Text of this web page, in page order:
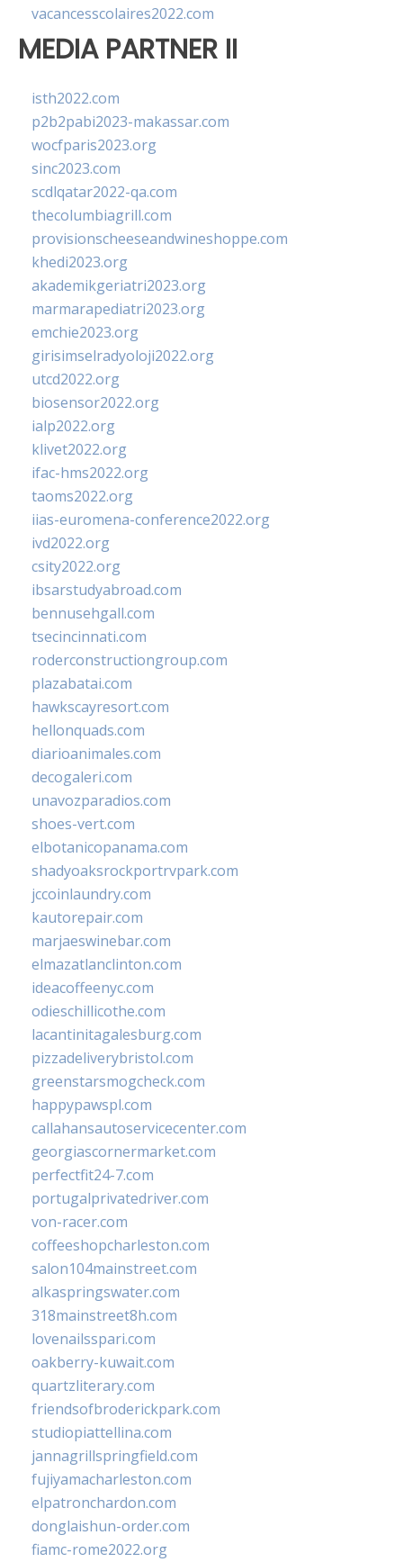
vacancesscolaires2022.com
MEDIA PARTNER II
isth2022.com
p2b2pabi2023-makassar.com
wocfparis2023.org
sinc2023.com
scdlqatar2022-qa.com
thecolumbiagrill.com
provisionscheeseandwineshoppe.com
khedi2023.org
akademikgeriatri2023.org
marmarapediatri2023.org
emchie2023.org
girisimselradyoloji2022.org
utcd2022.org
biosensor2022.org
ialp2022.org
klivet2022.org
ifac-hms2022.org
taoms2022.org
iias-euromena-conference2022.org
ivd2022.org
csity2022.org
ibsarstudyabroad.com
bennusehgall.com
tsecincinnati.com
roderconstructiongroup.com
plazabatai.com
hawkscayresort.com
hellonquads.com
diarioanimales.com
decogaleri.com
unavozparadios.com
shoes-vert.com
elbotanicopanama.com
shadyoaksrockportrvpark.com
jccoinlaundry.com
kautorepair.com
marjaeswinebar.com
elmazatlanclinton.com
ideacoffeenyc.com
odieschillicothe.com
lacantinitagalesburg.com
pizzadeliverybristol.com
greenstarsmogcheck.com
happypawspl.com
callahansautoservicecenter.com
georgiascornermarket.com
perfectfit24-7.com
portugalprivatedriver.com
von-racer.com
coffeeshopcharleston.com
salon104mainstreet.com
alkaspringswater.com
318mainstreet8h.com
lovenailsspari.com
oakberry-kuwait.com
quartzliterary.com
friendsofbroderickpark.com
studiopiattellina.com
jannagrillspringfield.com
fujiyamacharleston.com
elpatronchardon.com
donglaishun-order.com
fiamc-rome2022.org